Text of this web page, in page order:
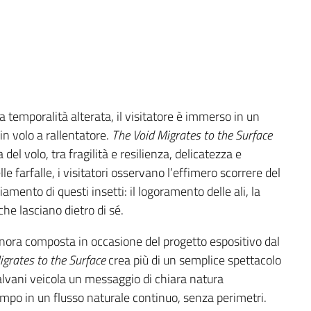
temporalità alterata, il visitatore è immerso in un
volo a rallentatore. The Void Migrates to the Surface
volo, tra fragilità e resilienza, delicatezza e
farfalle, i visitatori osservano l’effimero scorrere del
di questi insetti: il logoramento delle ali, la
lasciano dietro di sé.
composta in occasione del progetto espositivo dal
to the Surfacecrea più di un semplice spettacolo
veicola un messaggio di chiara natura
in un flusso naturale continuo, senza perimetri.